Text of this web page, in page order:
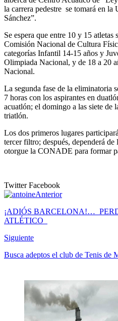
la carrera pedestre se tomará en
Sánchez”.
Se espera que entre 10 y 15
Comisión Nacional de Cultura
categorías Infantil 14-15 años y
Olimpiada Nacional, y de 18 a 20
Nacional.
La segunda fase de la eliminatoria
7 horas con los aspirantes en
acuatlón; el domingo a las siete de
triatlón.
Los dos primeros lugares
tercer filtro; después, dependerá
otorgue la CONADE para formar
TwitterFacebook
Anterior
¡ADIÓS BARCELONA!…
ATLÉTICO
Siguiente
Busca adeptos el club de Tenis de